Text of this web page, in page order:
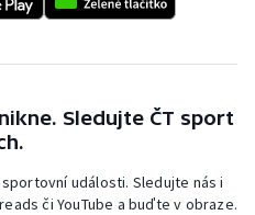
Sledujte ČT sport
události. Sledujte nás i
či YouTube a buďte v obraze.